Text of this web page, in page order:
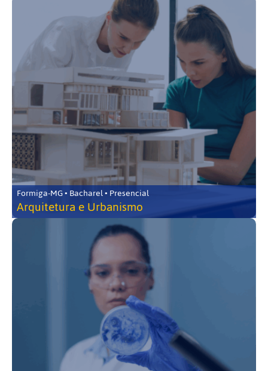
Formiga-MG • Bacharel • Presencial
Arquitetura e Urbanismo